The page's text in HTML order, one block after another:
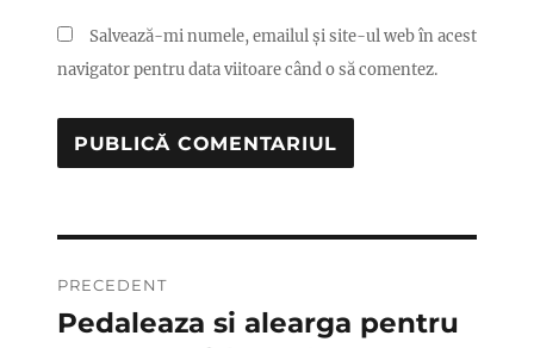
Salvează-mi numele, emailul și site-ul web în acest
navigator pentru data viitoare când o să comentez.
în
PRECEDENT
Articolul
Pedaleaza si alearga pentru